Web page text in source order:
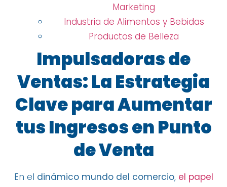
Marketing
Industria de Alimentos y Bebidas
Productos de Belleza
Impulsadoras de
Ventas: La Estrategia
Clave para Aumentar
tus Ingresos en Punto
de Venta
En el dinámico mundo del comercio, el papel